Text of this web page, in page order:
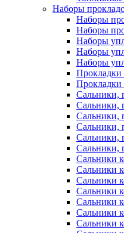
Наборы
Наборы
Наборы
Наборы
Наборы
Наборы
Сальники,
Сальники,
Сальники,
Сальники,
Сальники,
Сальники,
Сальники
Сальники
Сальники
Сальники
Сальники
Сальники
Сальники